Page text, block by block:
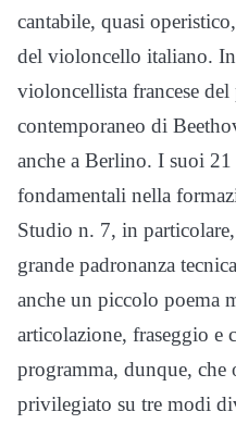
cantabile, quasi
del violoncello italiano.
violoncellista francese del
contemporaneo di
anche a Berlino. I suoi
fondamentali nella
Studio n. 7, in
grande padronanza
anche un piccolo poema
articolazione, fraseggio e
programma, dunque, che
privilegiato su tre modi